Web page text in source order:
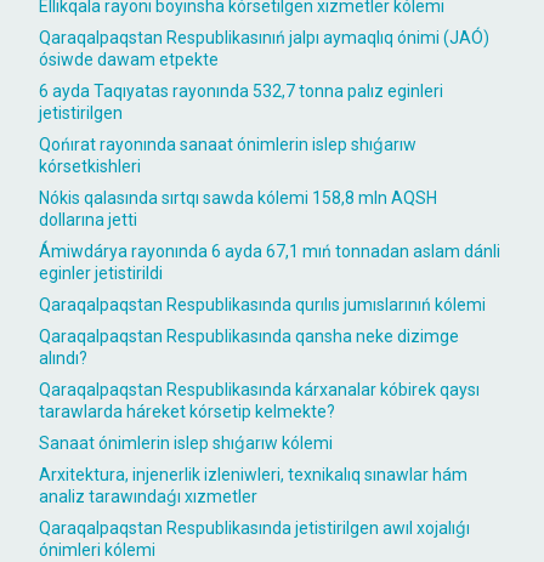
Ellikqala rayonı boyınsha kórsetilgen xızmetler kólemi
Qaraqalpaqstan Respublikasınıń jalpı aymaqlıq ónimi (JAÓ)
ósiwde dawam etpekte
6 ayda Taqıyatas rayonında 532,7 tonna palız eginleri
jetistirilgen
Qońırat rayonında sanaat ónimlerin islep shıǵarıw
kórsetkishleri
Nókis qalasında sırtqı sawda kólemi 158,8 mln AQSH
dollarına jetti
Ámiwdárya rayonında 6 ayda 67,1 mıń tonnadan aslam dánli
eginler jetistirildi
Qaraqalpaqstan Respublikasında qurılıs jumıslarınıń kólemi
Qaraqalpaqstan Respublikasında qansha neke dizimge
alındı?
Qaraqalpaqstan Respublikasında kárxanalar kóbirek qaysı
tarawlarda háreket kórsetip kelmekte?
Sanaat ónimlerin islep shıǵarıw kólemi
Arxitektura, injenerlik izleniwleri, texnikalıq sınawlar hám
analiz tarawındaǵı xızmetler
Qaraqalpaqstan Respublikasında jetistirilgen awıl xojalıǵı
ónimleri kólemi